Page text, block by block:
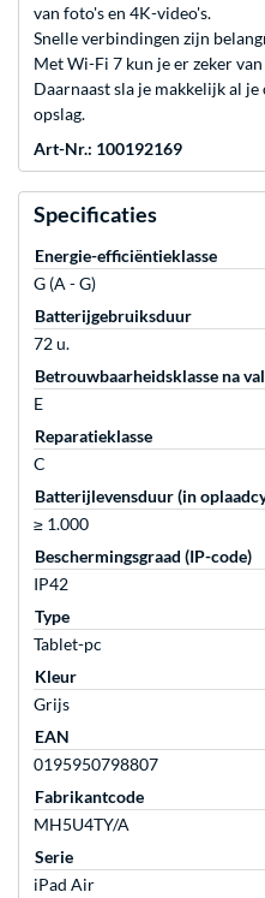
van foto's en 4K-video's.
Snelle verbindingen zijn
Met Wi-Fi 7 kun je er zeker
Daarnaast sla je makkelijk al
opslag.
Art-Nr.: 100192169
Specificaties
Energie-efficiëntieklasse
G (A - G)
Batterijgebruiksduur
72 u.
Betrouwbaarheidsklasse na val
E
Reparatieklasse
C
Batterijlevensduur (in
≥ 1.000
Beschermingsgraad (IP-code)
IP42
Type
Tablet-pc
Kleur
Grijs
EAN
0195950798807
Fabrikantcode
MH5U4TY/A
Serie
iPad Air